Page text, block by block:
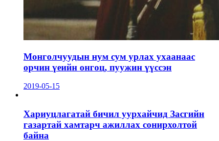
Монголчуудын нум сум урлах ухаанаас
орчин үеийн онгоц, пуужин үүссэн
2019-05-15
Хариуцлагатай бичил уурхайчид Засгийн
газартай хамтарч ажиллах сонирхолтой
байна